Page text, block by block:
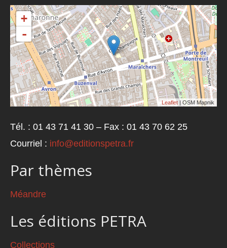
+
-
Leaflet | OSM Mapnik
Tél. : 01 43 71 41 30 – Fax : 01 43 70 62 25
Courriel : info@editionspetra.fr
Par thèmes
Méandre
Les éditions PETRA
Collections